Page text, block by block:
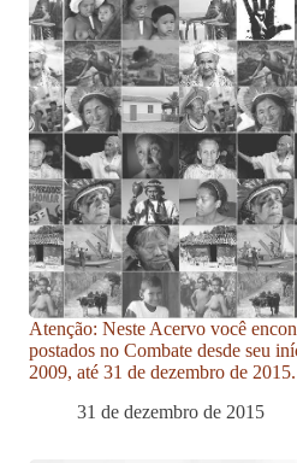
Atenção: Neste Acervo você
postados no Combate desde seu
2009, até 31 de dezembro de 2015.
31 de dezembro de 2015